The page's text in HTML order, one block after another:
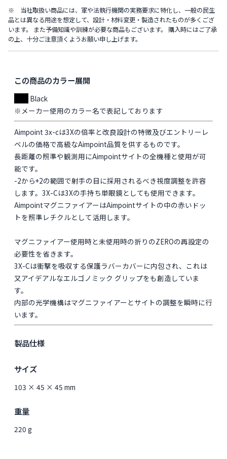
※ 当社取扱い商品には、軍や法執行機関の実務要求に特化し、一般の民生
品とは異なる用途を想定して、設計・材料変更・製造されたものが多くござ
います。 また予備知識や訓練が必要な商品もございます。 購入時にはご了承
の上、十分ご注意頂くようお願い申し上げます。
この商品のカラー展開
Black
※メーカー使用のカラー名で表記しております
Aimpoint 3x-cは3Xの倍率と改良設計の特徴及びエントリーレ
ベルの価格で高級なAimpoint品質を供するものです。
長距離の照準や観測用にAimpointサイトの全機種と使用が可
能です。
-2から+2の範囲で射手の目に採用されるべき視度調整を許容
します。3X-Cは3Xの手持ち単眼鏡としても使用できます。
AimpointマグニファイアーはAimpointサイトの中の赤いドッ
トを照準レチクルとして活用します。
マグニファイアー使用時と未使用時の折りのZEROの再設定の
必要性を省きます。
3X-Cは衝撃を吸収する保護ラバーカバーに内包され、これは
又アイデアルなエルゴノミック グリップをも創造していま
す。
内部の光学機構はマグニファイアーとサイトの調整を瞬時に行
います。
製品仕様
サイズ
103 × 45 × 45 mm
重量
220 g